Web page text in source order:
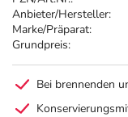
Anbieter/Hersteller:
Marke/Präparat:
Grundpreis:
Bei brennenden